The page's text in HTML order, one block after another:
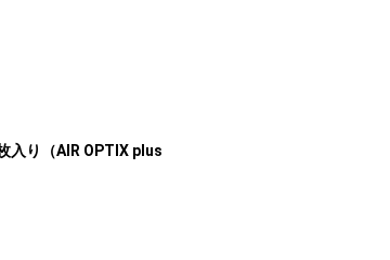
入り（AIR OPTIX plus